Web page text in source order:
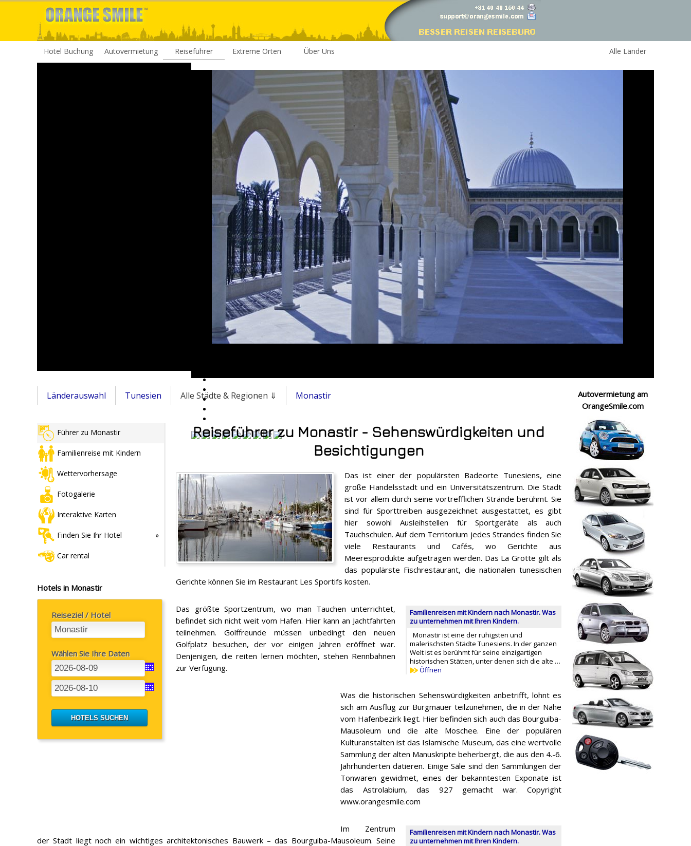
Hotel Buchung Autovermietung Reiseführer Extreme Orten Über Uns Alle Länder
Länderauswahl Tunesien Alle Städte & Regionen ⇓ Monastir
Führer zu Monastir
Familienreise mit Kindern
Wettervorhersage
Fotogalerie
Interaktive Karten
Finden Sie Ihr Hotel
Car rental
Hotels in Monastir
Reiseziel / Hotel
Wählen Sie Ihre Daten
Reiseführer zu Monastir - Sehenswürdigkeiten und
Besichtigungen
Das ist einer der populärsten Badeorte Tunesiens, eine
große Handelsstadt und ein Universitätszentrum. Die Stadt
ist vor allem durch seine vortrefflichen Strände berühmt. Sie
sind für Sporttreiben ausgezeichnet ausgestattet, es gibt
hier sowohl Ausleihstellen für Sportgeräte als auch
Tauchschulen. Auf dem Territorium jedes Strandes finden Sie
viele Restaurants und Cafés, wo Gerichte aus
Meeresprodukte aufgetragen werden. Das La Grotte gilt als
das populärste Fischrestaurant, die nationalen tunesischen
Gerichte können Sie im Restaurant Les Sportifs kosten.
Familienreisen mit Kindern nach Monastir. Was
zu unternehmen mit Ihren Kindern.
Monastir ist eine der ruhigsten und
malerischsten Städte Tunesiens. In der ganzen
Welt ist es berühmt für seine einzigartigen
historischen Stätten, unter denen sich die alte …
Öffnen
Das größte Sportzentrum, wo man Tauchen unterrichtet,
befindet sich nicht weit vom Hafen. Hier kann an Jachtfahrten
teilnehmen. Golffreunde müssen unbedingt den neuen
Golfplatz besuchen, der vor einigen Jahren eröffnet war.
Denjenigen, die reiten lernen möchten, stehen Rennbahnen
zur Verfügung.
Was die historischen Sehenswürdigkeiten anbetrifft, lohnt es
sich am Ausflug zur Burgmauer teilzunehmen, die in der Nähe
vom Hafenbezirk liegt. Hier befinden sich auch das Bourguiba-
Mausoleum und die alte Moschee. Eine der populären
Kulturanstalten ist das Islamische Museum, das eine wertvolle
Sammlung der alten Manuskripte beherbergt, die aus den 4.-6.
Jahrhunderten datieren. Einige Säle sind den Sammlungen der
Tonwaren gewidmet, eines der bekanntesten Exponate ist
das Astrolabium, das 927 gemacht war. Copyright
www.orangesmile.com
Familienreisen mit Kindern nach Monastir. Was
zu unternehmen mit Ihren Kindern.
Im Zentrum
der Stadt liegt noch ein wichtiges architektonisches Bauwerk – das Bourguiba-Mausoleum. Seine
Autovermietung am
OrangeSmile.com